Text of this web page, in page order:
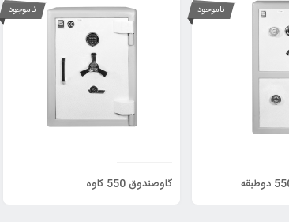
ناموجود ناموجود
گاوصندوق 550 کاوه